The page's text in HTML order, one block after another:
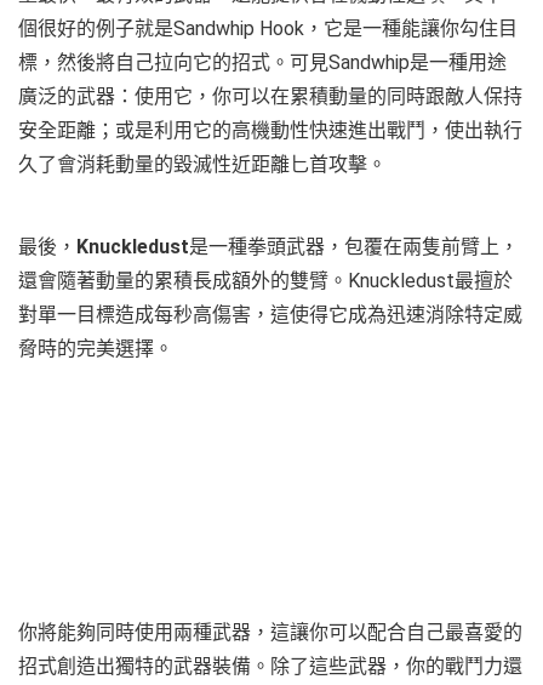
個很好的例子就是Sandwhip Hook，它是一種能讓你勾住目
標，然後將自己拉向它的招式。可見Sandwhip是一種用途
廣泛的武器：使用它，你可以在累積動量的同時跟敵人保持
安全距離；或是利用它的高機動性快速進出戰鬥，使出執行
久了會消耗動量的毀滅性近距離匕首攻擊。
最後， Knuckledust是一種拳頭武器，包覆在兩隻前臂上，
還會隨著動量的累積長成額外的雙臂。Knuckledust最擅於
對單一目標造成每秒高傷害，這使得它成為迅速消除特定威
脅時的完美選擇。
你將能夠同時使用兩種武器，這讓你可以配合自己最喜愛的
招式創造出獨特的武器裝備。除了這些武器，你的戰鬥力還